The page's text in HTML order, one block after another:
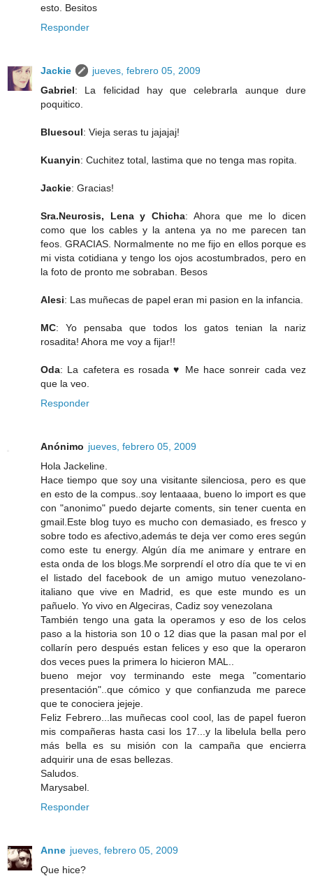
esto. Besitos
Responder
Jackie
jueves, febrero 05, 2009
Gabriel: La felicidad hay que celebrarla aunque dure
poquitico.
Bluesoul: Vieja seras tu jajajaj!
Kuanyin: Cuchitez total, lastima que no tenga mas ropita.
Jackie: Gracias!
Sra.Neurosis, Lena y Chicha: Ahora que me lo dicen
como que los cables y la antena ya no me parecen tan
feos. GRACIAS. Normalmente no me fijo en ellos porque es
mi vista cotidiana y tengo los ojos acostumbrados, pero en
la foto de pronto me sobraban. Besos
Alesi: Las muñecas de papel eran mi pasion en la infancia.
MC: Yo pensaba que todos los gatos tenian la nariz
rosadita! Ahora me voy a fijar!!
Oda: La cafetera es rosada ♥ Me hace sonreir cada vez
que la veo.
Responder
Anónimo jueves, febrero 05, 2009
Hola Jackeline.
Hace tiempo que soy una visitante silenciosa, pero es que
en esto de la compus..soy lentaaaa, bueno lo import es que
con "anonimo" puedo dejarte coments, sin tener cuenta en
gmail.Este blog tuyo es mucho con demasiado, es fresco y
sobre todo es afectivo,además te deja ver como eres según
como este tu energy. Algún día me animare y entrare en
esta onda de los blogs.Me sorprendí el otro día que te vi en
el listado del facebook de un amigo mutuo venezolano-
italiano que vive en Madrid, es que este mundo es un
pañuelo. Yo vivo en Algeciras, Cadiz soy venezolana
También tengo una gata la operamos y eso de los celos
paso a la historia son 10 o 12 dias que la pasan mal por el
collarín pero después estan felices y eso que la operaron
dos veces pues la primera lo hicieron MAL..
bueno mejor voy terminando este mega "comentario
presentación"..que cómico y que confianzuda me parece
que te conociera jejeje.
Feliz Febrero...las muñecas cool cool, las de papel fueron
mis compañeras hasta casi los 17...y la libelula bella pero
más bella es su misión con la campaña que encierra
adquirir una de esas bellezas.
Saludos.
Marysabel.
Responder
Anne jueves, febrero 05, 2009
Que hice?